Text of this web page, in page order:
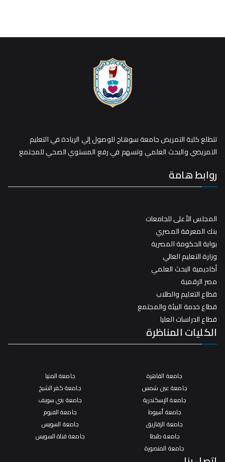
تتطلع كلية التمريض جامعة سوهاج للوصول إلي الريادة في التعليم
التمريضي والبحث العلمي وتسهم في رفع المستوي الصحي للمجتمع
روابط هامة
المجلس الأعلى للجامعات
بنك المعرفة المصري
بوابة الحكومة المصرية
وزارة التعليم العالي
أكاديمية البحث العلمي
مصر الرقمية
قطاع التعليم والطلاب
قطاع خدمة البيئة والمجتمع
قطاع الدراسات العليا
الكليات المناظرة
جامعة القاهرة
جامعة عين شمس
جامعة الإسكندرية
جامعة أسيوط
جامعة الزقازيق
جامعة طنطا
جامعة المنصورة
جامعة المنيا
جامعة كفر الشيخ
جامعة بني سويف
جامعة الفيوم
جامعة السويس
جامعة قناة السويس